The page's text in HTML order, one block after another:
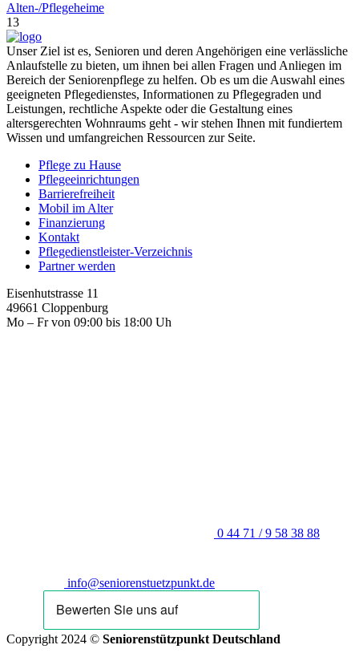
Alten-/Pflegeheime
13
Unser Ziel ist es, Senioren und deren Angehörigen eine verlässliche
Anlaufstelle zu bieten, um ihnen bei allen Fragen und Anliegen im
Bereich der Seniorenpflege zu helfen. Ob es um die Auswahl eines
geeigneten Pflegedienstes, Informationen zu Pflegegraden und
Leistungen, rechtliche Aspekte oder die Gestaltung eines
altersgerechten Wohnraums geht - wir stehen Ihnen mit fundiertem
Wissen und umfangreichen Ressourcen zur Seite.
Pflege zu Hause
Pflegeeinrichtungen
Barrierefreiheit
Mobil im Alter
Finanzierung
Kontakt
Pflegedienstleister-Verzeichnis
Partner werden
Eisenhutstrasse 11
49661 Cloppenburg
Mo – Fr von 09:00 bis 18:00 Uh
0 44 71 / 9 58 38 88
info@seniorenstuetzpunkt.de
Copyright 2024 © Seniorenstützpunkt Deutschland